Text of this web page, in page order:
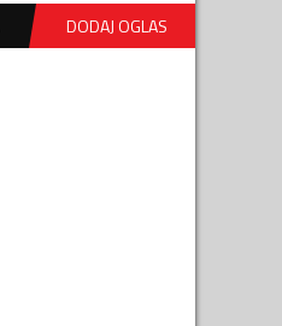
DODAJ OGLAS